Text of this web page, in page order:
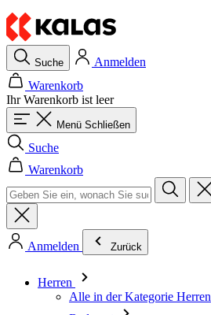
Suche
Anmelden
Warenkorb
Ihr Warenkorb ist leer
Menü Schließen
Suche
Warenkorb
Anmelden Zurück
Herren
Alle in der Kategorie Herren